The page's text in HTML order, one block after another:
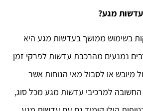
מגע?
בשימוש ממושך בעדשות מגע היא
נמנעים מהרכבת עדשות לפרקי זמן
מיובש או לסבול מאי הנוחות אשר
למרכיבי עדשות מגע מכל סוג,